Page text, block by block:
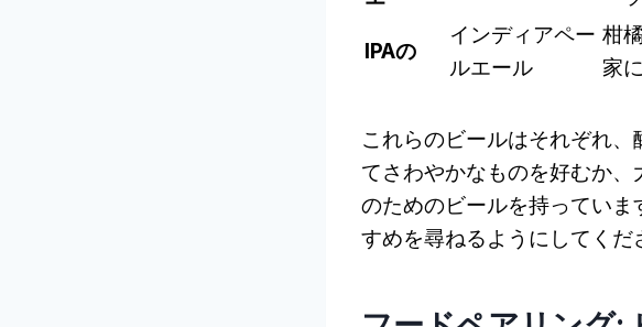
IPAの
インディアペー
ルエール
柑
家
これらのビールはそれぞれ
てさわやかなものを好むか
のためのビールを持ってい
すめを尋ねるようにしてくだ